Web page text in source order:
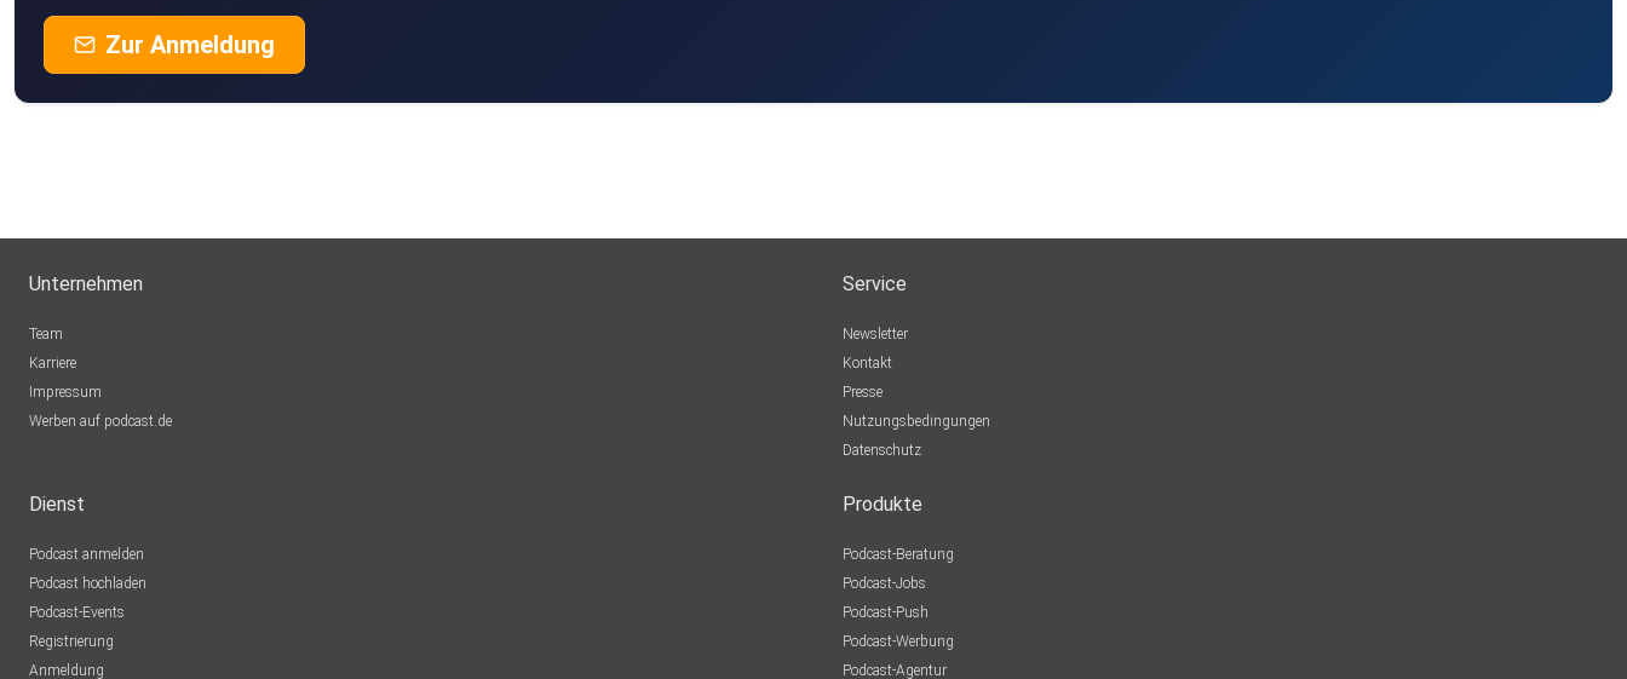
Zur Anmeldung
Unternehmen
Team
Karriere
Impressum
Werben auf podcast.de
Service
Newsletter
Kontakt
Presse
Nutzungsbedingungen
Datenschutz
Dienst
Podcast anmelden
Podcast hochladen
Podcast-Events
Registrierung
Anmeldung
Produkte
Podcast-Beratung
Podcast-Jobs
Podcast-Push
Podcast-Werbung
Podcast-Agentur